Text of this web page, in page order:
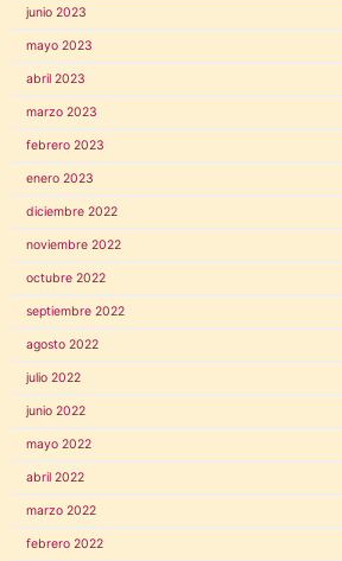
junio 2023
mayo 2023
abril 2023
marzo 2023
febrero 2023
enero 2023
diciembre 2022
noviembre 2022
octubre 2022
septiembre 2022
agosto 2022
julio 2022
junio 2022
mayo 2022
abril 2022
marzo 2022
febrero 2022